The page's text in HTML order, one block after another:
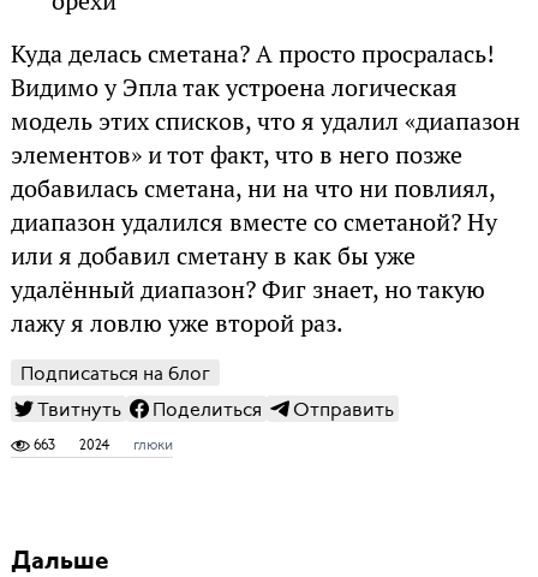
Куда делась сметана? А просто просралась!
Видимо у Эпла так устроена логическая
модель этих списков, что я удалил «диапазон
элементов» и тот факт, что в него позже
добавилась сметана, ни на что ни повлиял,
диапазон удалился вместе со сметаной? Ну
или я добавил сметану в как бы уже
удалённый диапазон? Фиг знает, но такую
лажу я ловлю уже второй раз.
Подписаться на блог
Твитнуть
Поделиться Отправить
663 2024 глюки
Дальше